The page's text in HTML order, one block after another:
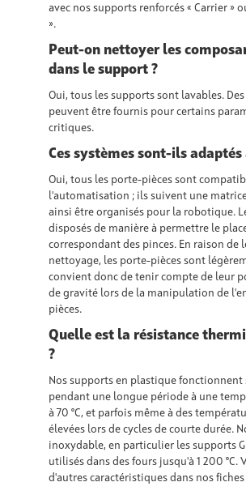
avec nos supports renforcés « Carrier »
».
Peut-on nettoyer les
dans le support ?
Oui, tous les supports sont lavables.
peuvent être fournis pour certains
critiques.
Ces systèmes sont-ils
Oui, tous les porte-pièces sont
l'automatisation ; ils suivent une
ainsi être organisés pour la robotique.
disposés de manière à permettre le
correspondant des pinces. En raison de
nettoyage, les porte-pièces sont
convient donc de tenir compte de leur
de gravité lors de la manipulation de
pièces.
Quelle est la résistance
?
Nos supports en plastique fonctionnent
pendant une longue période à une
à 70 °C, et parfois même à des
élevées lors de cycles de courte durée.
inoxydable, en particulier les supports
utilisés dans des fours jusqu'à 1 200 °C.
d'autres caractéristiques dans nos